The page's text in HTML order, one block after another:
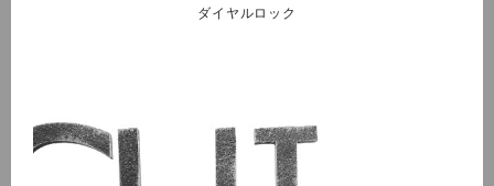
ダイヤルロック